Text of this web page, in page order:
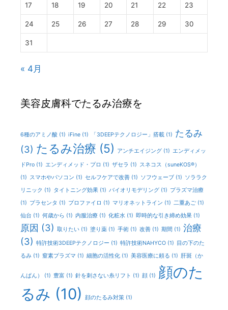
17 18 19 20 21 22 23
24 25 26 27 28 29 30
31
« 4月
美容皮膚科でたるみ治療を
6種のアミノ酸 (1) iFine (1) 「3DEEPテクノロジー」搭載 (1) たるみ
(3) たるみ治療 (5) アンチエイジング (1) エンディメッ
ドPro (1) エンディメッド・プロ (1) ザセラ (1) スネコス（suneKOS®）
(1) スマホやパソコン (1) セルフケアで改善 (1) ソフウェーブ (1) ソララク
リニック (1) タイトニング効果 (1) バイオリモデリング (1) プラズマ治療
(1) プラセンタ (1) プロファイロ (1) マリオネットライン (1) 二重あご (1)
仙台 (1) 何歳から (1) 内服治療 (1) 化粧水 (1) 即時的な引き締め効果 (1)
原因 (3) 取りたい (1) 塗り薬 (1) 手術 (1) 改善 (1) 期間 (1) 治療
(3) 特許技術3DEEPテクノロジー (1) 特許技術NAHYCO (1)
目の下のた
るみ (1) 窒素プラズマ (1) 細胞の活性化 (1) 美容医療に頼る (1) 肝斑（か
んぱん） (1) 豊富 (1) 針を刺さない糸リフト (1) 顔 (1)
顔のた
るみ (10) 顔のたるみ対策 (1)